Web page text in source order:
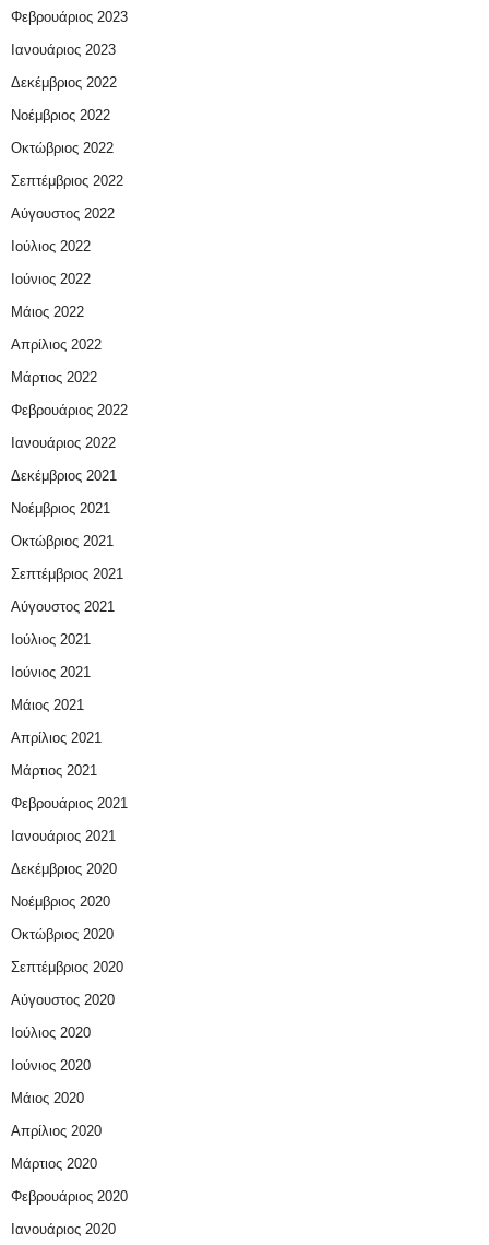
Φεβρουάριος 2023
Ιανουάριος 2023
Δεκέμβριος 2022
Νοέμβριος 2022
Οκτώβριος 2022
Σεπτέμβριος 2022
Αύγουστος 2022
Ιούλιος 2022
Ιούνιος 2022
Μάιος 2022
Απρίλιος 2022
Μάρτιος 2022
Φεβρουάριος 2022
Ιανουάριος 2022
Δεκέμβριος 2021
Νοέμβριος 2021
Οκτώβριος 2021
Σεπτέμβριος 2021
Αύγουστος 2021
Ιούλιος 2021
Ιούνιος 2021
Μάιος 2021
Απρίλιος 2021
Μάρτιος 2021
Φεβρουάριος 2021
Ιανουάριος 2021
Δεκέμβριος 2020
Νοέμβριος 2020
Οκτώβριος 2020
Σεπτέμβριος 2020
Αύγουστος 2020
Ιούλιος 2020
Ιούνιος 2020
Μάιος 2020
Απρίλιος 2020
Μάρτιος 2020
Φεβρουάριος 2020
Ιανουάριος 2020